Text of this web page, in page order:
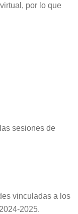
por lo que
sesiones de
vinculadas a los
2025.